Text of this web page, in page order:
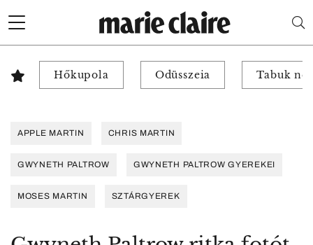
Hőkupola Odüsszeia Tabuk
APPLE MARTIN CHRIS MARTIN
GWYNETH PALTROW GWYNETH PALTROW GYEREKEI
MOSES MARTIN SZTÁRGYEREK